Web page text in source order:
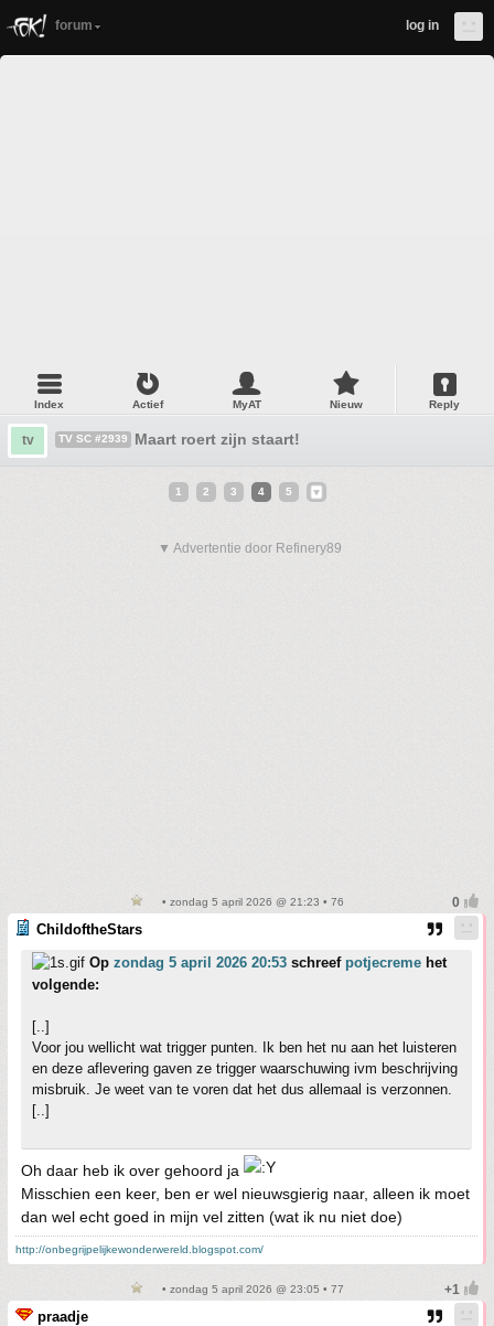
forum log in
Index Actief MyAT Nieuw Reply
tv TV SC #2939 Maart roert zijn staart!
1 2 3 4 5
▼ Advertentie door Refinery89
• zondag 5 april 2026 @ 21:23 • 76
ChildoftheStars
Op zondag 5 april 2026 20:53 schreef potjecreme het
volgende:
[..]
Voor jou wellicht wat trigger punten. Ik ben het nu aan het luisteren
en deze aflevering gaven ze trigger waarschuwing ivm beschrijving
misbruik. Je weet van te voren dat het dus allemaal is verzonnen.
[..]
Oh daar heb ik over gehoord ja
Misschien een keer, ben er wel nieuwsgierig naar, alleen ik moet
dan wel echt goed in mijn vel zitten (wat ik nu niet doe)
http://onbegrijpelijkewonderwereld.blogspot.com/
• zondag 5 april 2026 @ 23:05 • 77
praadje